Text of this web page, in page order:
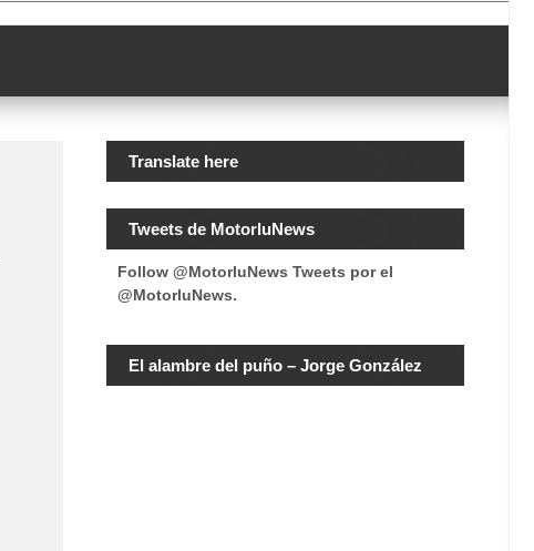
Translate here
Tweets de MotorluNews
Follow @MotorluNews Tweets por el
@MotorluNews.
El alambre del puño – Jorge González